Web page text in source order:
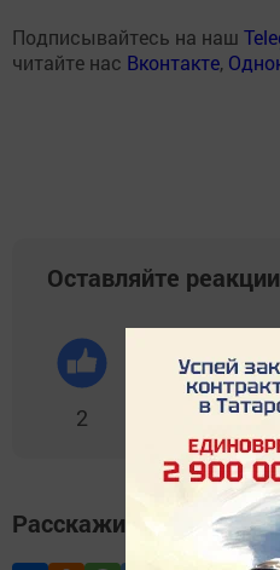
Подписывайтесь на наш
читайте нас Вконтакте,
Оставляйте реакции
2 0
Расскажите друзьям